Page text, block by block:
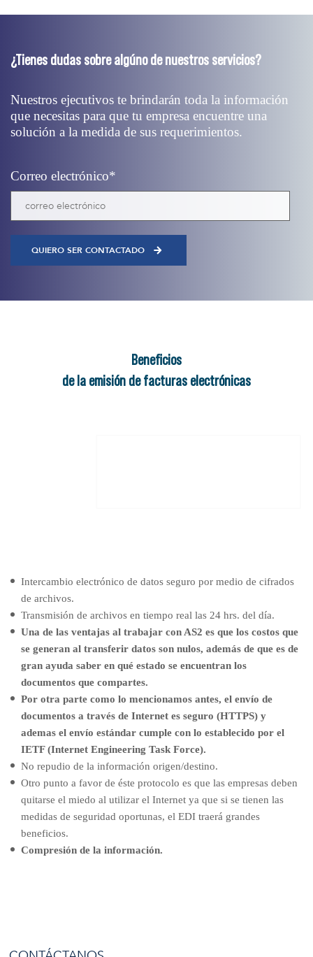
¿Tienes dudas sobre algúno de nuestros servicios?
Nuestros ejecutivos te brindarán toda la información
que necesitas para que tu empresa encuentre una
solución a la medida de sus requerimientos.
Correo electrónico*
Beneﬁcios
de la emisión de facturas electrónicas
Intercambio electrónico de datos seguro por medio de cifrados
de archivos.
Transmisión de archivos en tiempo real las 24 hrs. del día.
Una de las ventajas al trabajar con AS2 es que los costos que
se generan al transferir datos son nulos, además de que es de
gran ayuda saber en qué estado se encuentran los
documentos que compartes.
Por otra parte como lo mencionamos antes, el envío de
documentos a través de Internet es seguro (HTTPS) y
ademas el envío estándar cumple con lo establecido por el
IETF (Internet Engineering Task Force).
No repudio de la información origen/destino.
Otro punto a favor de éste protocolo es que las empresas deben
quitarse el miedo al utilizar el Internet ya que si se tienen las
medidas de seguridad oportunas, el EDI traerá grandes
beneficios.
Compresión de la información.